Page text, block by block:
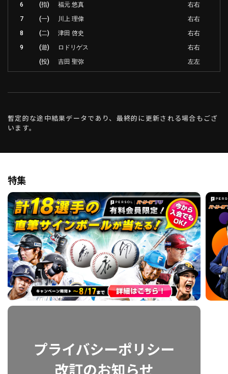
6
(指) 福元 悠真
右右
7
(一) 川上 理偉
右右
8
(二) 津田 啓史
右右
9
(遊) ロドリゲス
右右
(投)
吉田 聖弥 左左
暫定的な途中結果データであり、最終的に更新される場合もござ
います。
特集